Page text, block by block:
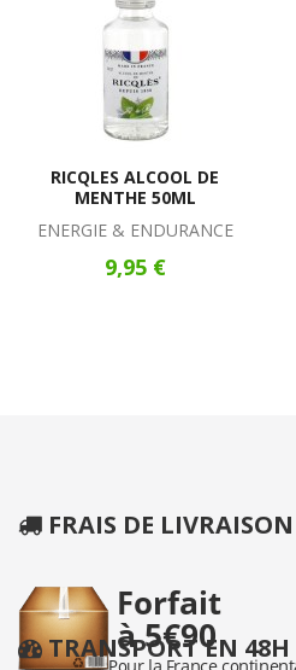
RICQLES ALCOOL DE
MENTHE 50ML
ENERGIE & ENDURANCE
9,95 €
FRAIS DE LIVRAISON
TRANSPORT EN 48H